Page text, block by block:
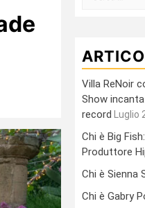
Villa ReNoir
Show
record
Luglio
Chi è Big
Produttore
Chi è Sienna
Chi è Gabry